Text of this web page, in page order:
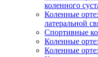
коленного
Коленные
латеральной
Спортивные
Коленные
Коленные